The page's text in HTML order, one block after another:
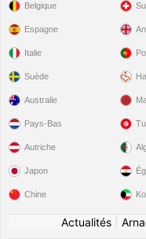
Belgique
Espagne
Italie
Suède
Australie
Pays-Bas
Autriche
Japon
Chine
Actualités|